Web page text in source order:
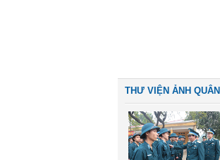
THƯ VIỆN ẢNH